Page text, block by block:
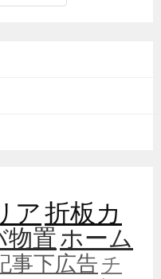
ア折板カ
物置ホーム
事下広告 チ